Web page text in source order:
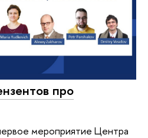
про
мероприятие Центра